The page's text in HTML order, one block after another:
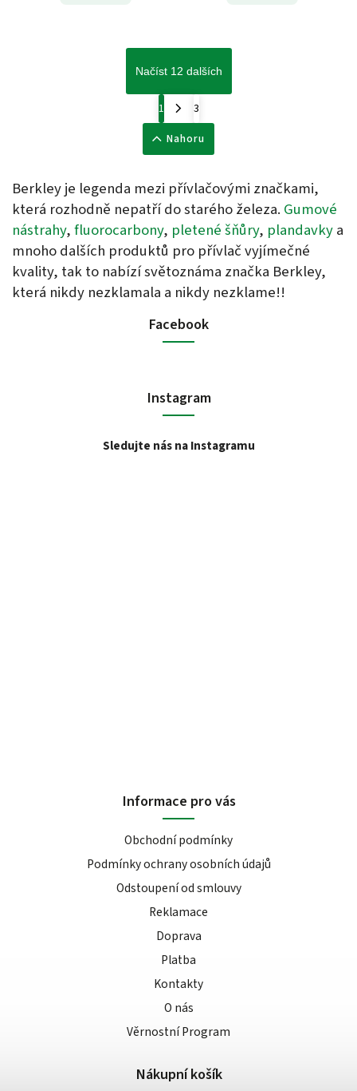
Načíst 12 dalších
1
3
Nahoru
Berkley je legenda mezi přívlačovými značkami,
která rozhodně nepatří do starého železa. Gumové
nástrahy,fluorocarbony, pletené šňůry, plandavkya
mnoho dalších produktů pro přívlač vyjímečné
kvality, tak to nabízí světoznáma značka Berkley,
která nikdy nezklamala a nikdy nezklame!!
Facebook
Instagram
Sledujte nás na Instagramu
Informace pro vás
Obchodní podmínky
Podmínky ochrany osobních údajů
Odstoupení od smlouvy
Reklamace
Doprava
Platba
Kontakty
O nás
Věrnostní Program
Nákupní košík